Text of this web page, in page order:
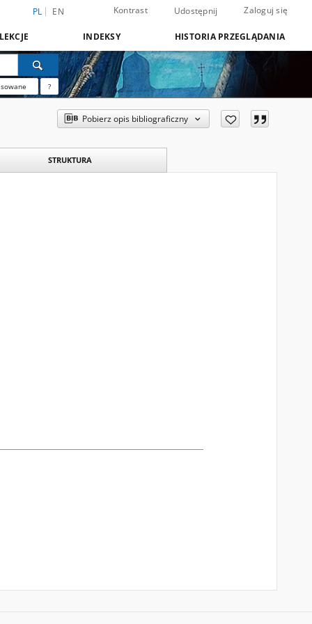
PL EN Kontrast Udostępnij Zaloguj się
INDEKSY HISTORIA PRZEGLĄDANIA
?
Pobierz opis bibliograficzny
STRUKTURA